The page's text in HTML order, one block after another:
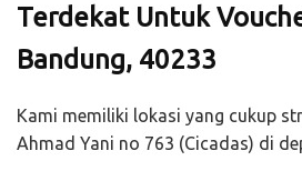
Terdekat Untuk
Bandung, 40233
Kami memiliki lokasi yang cukup
Ahmad Yani no 763 (Cicadas) di